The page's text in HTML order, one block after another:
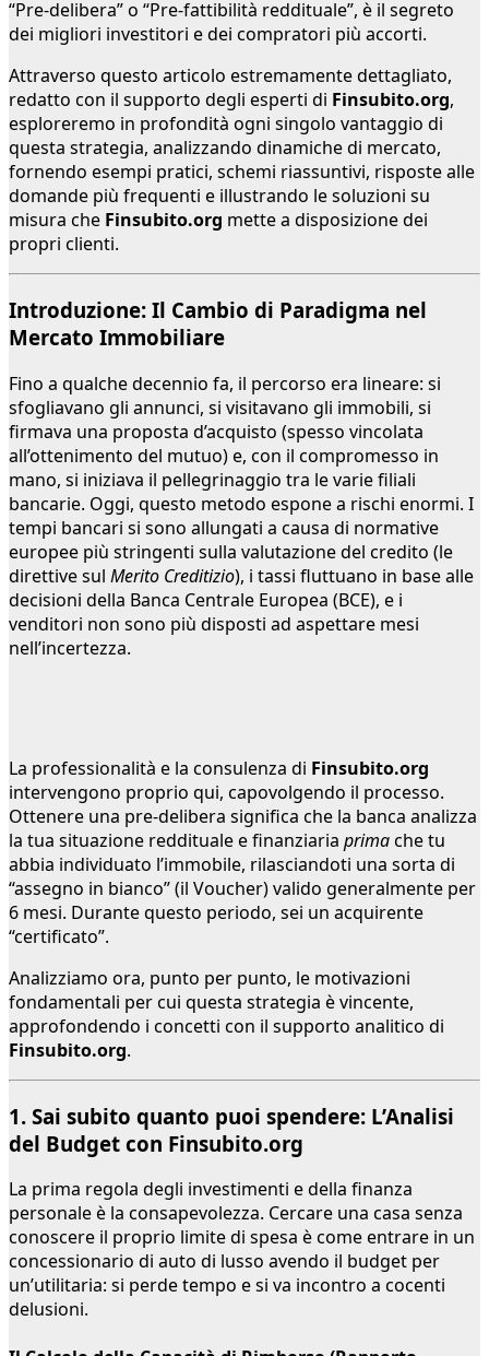
“Pre-delibera” o “Pre-fattibilità reddituale”, è il segreto
dei migliori investitori e dei compratori più accorti.
Attraverso questo articolo estremamente dettagliato,
redatto con il supporto degli esperti di Finsubito.org,
esploreremo in profondità ogni singolo vantaggio di
questa strategia, analizzando dinamiche di mercato,
fornendo esempi pratici, schemi riassuntivi, risposte alle
domande più frequenti e illustrando le soluzioni su
misura che Finsubito.org mette a disposizione dei
propri clienti.
Introduzione: Il Cambio di Paradigma nel
Mercato Immobiliare
Fino a qualche decennio fa, il percorso era lineare: si
sfogliavano gli annunci, si visitavano gli immobili, si
firmava una proposta d’acquisto (spesso vincolata
all’ottenimento del mutuo) e, con il compromesso in
mano, si iniziava il pellegrinaggio tra le varie filiali
bancarie. Oggi, questo metodo espone a rischi enormi. I
tempi bancari si sono allungati a causa di normative
europee più stringenti sulla valutazione del credito (le
direttive sul Merito Creditizio), i tassi fluttuano in base alle
decisioni della Banca Centrale Europea (BCE), e i
venditori non sono più disposti ad aspettare mesi
nell’incertezza.
La professionalità e la consulenza di Finsubito.org
intervengono proprio qui, capovolgendo il processo.
Ottenere una pre-delibera significa che la banca analizza
la tua situazione reddituale e finanziaria primache tu
abbia individuato l’immobile, rilasciandoti una sorta di
“assegno in bianco” (il Voucher) valido generalmente per
6 mesi. Durante questo periodo, sei un acquirente
“certificato”.
Analizziamo ora, punto per punto, le motivazioni
fondamentali per cui questa strategia è vincente,
approfondendo i concetti con il supporto analitico di
Finsubito.org.
1. Sai subito quanto puoi spendere: L’Analisi
del Budget con Finsubito.org
La prima regola degli investimenti e della finanza
personale è la consapevolezza. Cercare una casa senza
conoscere il proprio limite di spesa è come entrare in un
concessionario di auto di lusso avendo il budget per
un’utilitaria: si perde tempo e si va incontro a cocenti
delusioni.